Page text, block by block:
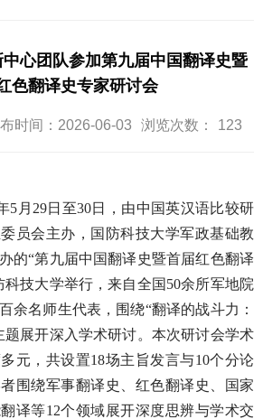
心团队参加第九届中国翻译史暨
色翻译史专家研讨会
时间：2026-06-03 浏览次数： 123
5 月 29日至30日，由中国英汉语比较研
员会主办，国防科技大学军政基础教
的“第九届中国翻译史暨首届红色翻译
科技大学举行，来自全国 50余所军地院
余名师生代表，围绕“翻译的战斗力：
题展开深入学术研讨。本次研讨会学术
元，共设置18场主旨发言与10个分论
围绕军事翻译史、红色翻译史、国家
译等12个领域展开深度思辨与学术交